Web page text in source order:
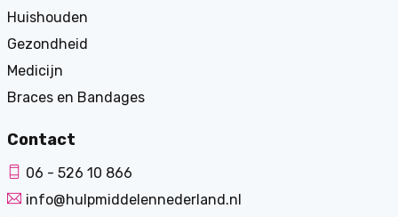
Huishouden
Gezondheid
Medicijn
Braces en Bandages
Contact
06 - 526 10 866
info@hulpmiddelennederland.nl